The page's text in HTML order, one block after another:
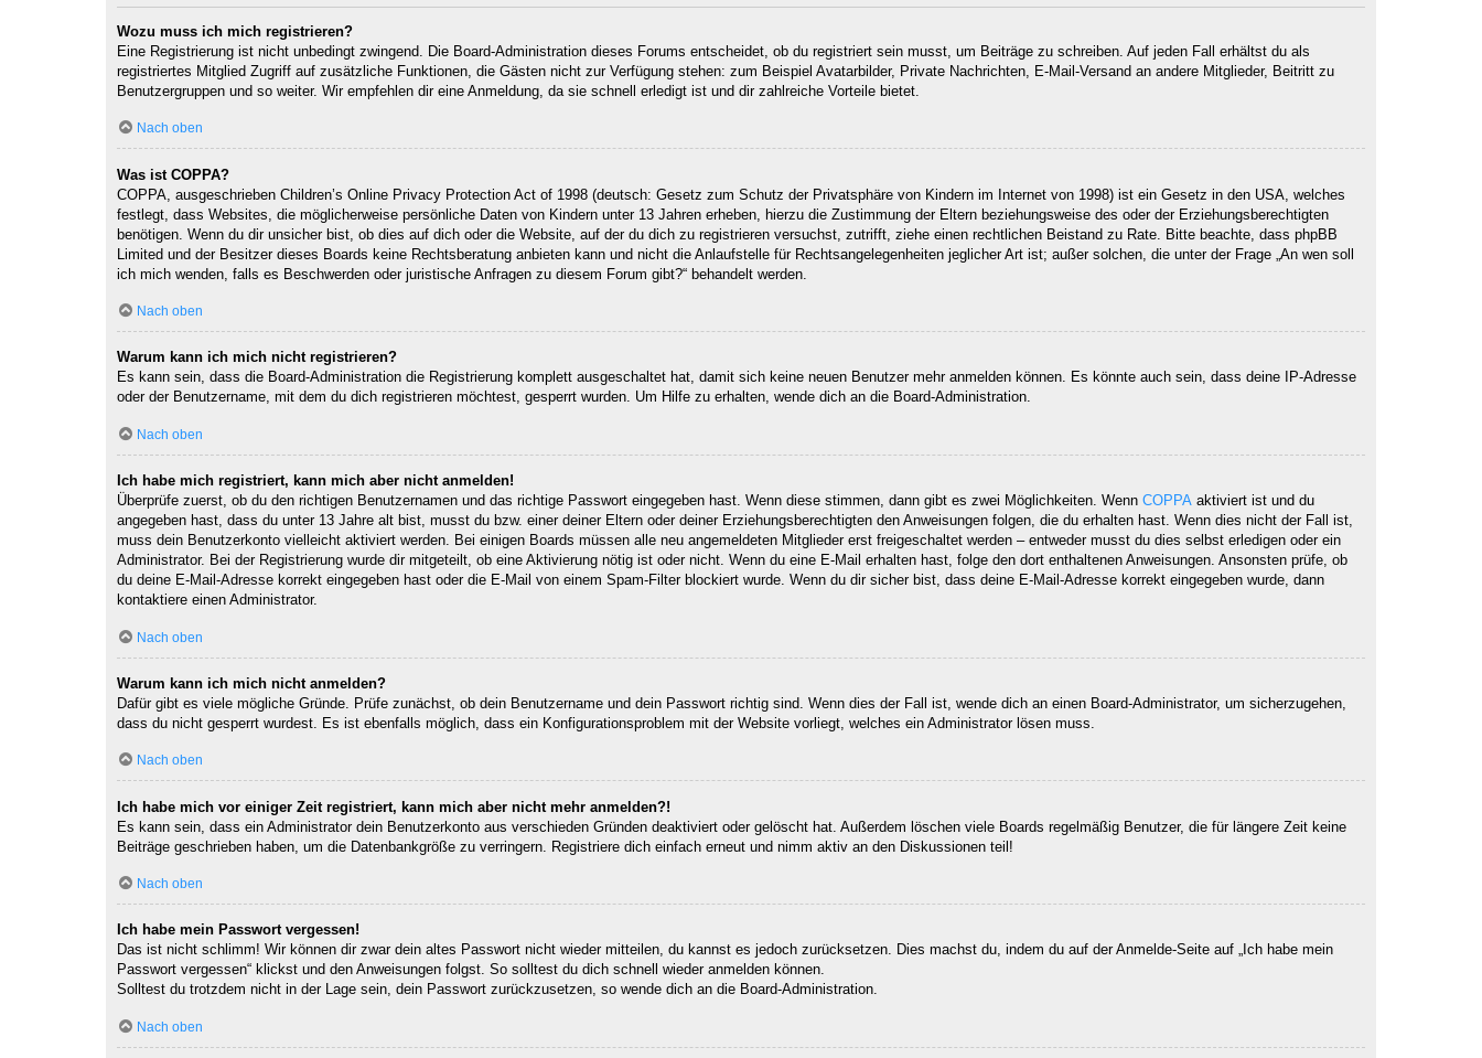
Wozu muss ich mich registrieren?
Eine Registrierung ist nicht unbedingt zwingend. Die Board-Administration dieses Forums entscheidet, ob du registriert sein musst, um Beiträge zu schreiben. Auf jeden Fall erhältst du als
registriertes Mitglied Zugriff auf zusätzliche Funktionen, die Gästen nicht zur Verfügung stehen: zum Beispiel Avatarbilder, Private Nachrichten, E-Mail-Versand an andere Mitglieder, Beitritt zu
Benutzergruppen und so weiter. Wir empfehlen dir eine Anmeldung, da sie schnell erledigt ist und dir zahlreiche Vorteile bietet.
Nach oben
Was ist COPPA?
COPPA, ausgeschrieben Children’s Online Privacy Protection Act of 1998 (deutsch: Gesetz zum Schutz der Privatsphäre von Kindern im Internet von 1998) ist ein Gesetz in den USA, welches
festlegt, dass Websites, die möglicherweise persönliche Daten von Kindern unter 13 Jahren erheben, hierzu die Zustimmung der Eltern beziehungsweise des oder der Erziehungsberechtigten
benötigen. Wenn du dir unsicher bist, ob dies auf dich oder die Website, auf der du dich zu registrieren versuchst, zutrifft, ziehe einen rechtlichen Beistand zu Rate. Bitte beachte, dass phpBB
Limited und der Besitzer dieses Boards keine Rechtsberatung anbieten kann und nicht die Anlaufstelle für Rechtsangelegenheiten jeglicher Art ist; außer solchen, die unter der Frage „An wen soll
ich mich wenden, falls es Beschwerden oder juristische Anfragen zu diesem Forum gibt?“ behandelt werden.
Nach oben
Warum kann ich mich nicht registrieren?
Es kann sein, dass die Board-Administration die Registrierung komplett ausgeschaltet hat, damit sich keine neuen Benutzer mehr anmelden können. Es könnte auch sein, dass deine IP-Adresse
oder der Benutzername, mit dem du dich registrieren möchtest, gesperrt wurden. Um Hilfe zu erhalten, wende dich an die Board-Administration.
Nach oben
Ich habe mich registriert, kann mich aber nicht anmelden!
Überprüfe zuerst, ob du den richtigen Benutzernamen und das richtige Passwort eingegeben hast. Wenn diese stimmen, dann gibt es zwei Möglichkeiten. Wenn COPPA aktiviert ist und du
angegeben hast, dass du unter 13 Jahre alt bist, musst du bzw. einer deiner Eltern oder deiner Erziehungsberechtigten den Anweisungen folgen, die du erhalten hast. Wenn dies nicht der Fall ist,
muss dein Benutzerkonto vielleicht aktiviert werden. Bei einigen Boards müssen alle neu angemeldeten Mitglieder erst freigeschaltet werden – entweder musst du dies selbst erledigen oder ein
Administrator. Bei der Registrierung wurde dir mitgeteilt, ob eine Aktivierung nötig ist oder nicht. Wenn du eine E-Mail erhalten hast, folge den dort enthaltenen Anweisungen. Ansonsten prüfe, ob
du deine E-Mail-Adresse korrekt eingegeben hast oder die E-Mail von einem Spam-Filter blockiert wurde. Wenn du dir sicher bist, dass deine E-Mail-Adresse korrekt eingegeben wurde, dann
kontaktiere einen Administrator.
Nach oben
Warum kann ich mich nicht anmelden?
Dafür gibt es viele mögliche Gründe. Prüfe zunächst, ob dein Benutzername und dein Passwort richtig sind. Wenn dies der Fall ist, wende dich an einen Board-Administrator, um sicherzugehen,
dass du nicht gesperrt wurdest. Es ist ebenfalls möglich, dass ein Konfigurationsproblem mit der Website vorliegt, welches ein Administrator lösen muss.
Nach oben
Ich habe mich vor einiger Zeit registriert, kann mich aber nicht mehr anmelden?!
Es kann sein, dass ein Administrator dein Benutzerkonto aus verschieden Gründen deaktiviert oder gelöscht hat. Außerdem löschen viele Boards regelmäßig Benutzer, die für längere Zeit keine
Beiträge geschrieben haben, um die Datenbankgröße zu verringern. Registriere dich einfach erneut und nimm aktiv an den Diskussionen teil!
Nach oben
Ich habe mein Passwort vergessen!
Das ist nicht schlimm! Wir können dir zwar dein altes Passwort nicht wieder mitteilen, du kannst es jedoch zurücksetzen. Dies machst du, indem du auf der Anmelde-Seite auf „Ich habe mein
Passwort vergessen“ klickst und den Anweisungen folgst. So solltest du dich schnell wieder anmelden können.
Solltest du trotzdem nicht in der Lage sein, dein Passwort zurückzusetzen, so wende dich an die Board-Administration.
Nach oben